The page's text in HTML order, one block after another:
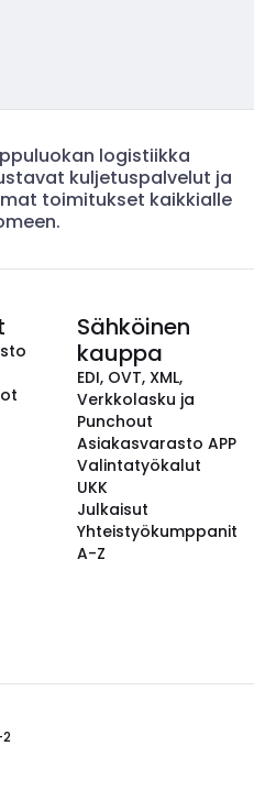
logistiikka
kuljetuspalvelut ja
toimitukset kaikkialle
Sähköinen
kauppa
EDI, OVT, XML,
Verkkolasku ja
Punchout
Asiakasvarasto APP
Valintatyökalut
UKK
Julkaisut
Yhteistyökumppanit
A-Z